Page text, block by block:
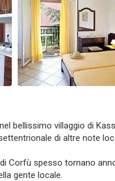
bellissimo villaggio di
di altre note
Corfù spesso tornano
gente locale.